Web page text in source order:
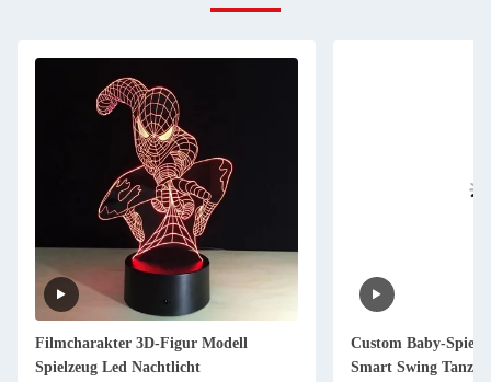
Filmcharakter 3D-Figur Modell
Spielzeug Led Nachtlicht
Custom Baby-
Smart Swing Tanz